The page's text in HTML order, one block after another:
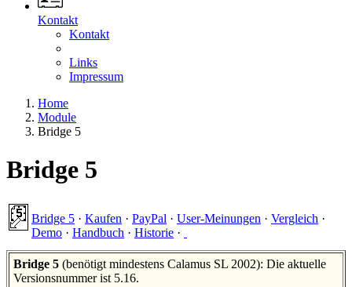
Kontakt
Kontakt
Links
Impressum
Home
Module
Bridge 5
Bridge 5
Bridge 5 · Kaufen · PayPal · User-Meinungen · Vergleich ·
Demo · Handbuch · Historie ·
Bridge 5 (benötigt mindestens Calamus SL 2002): Die aktuelle
Versionsnummer ist 5.16.